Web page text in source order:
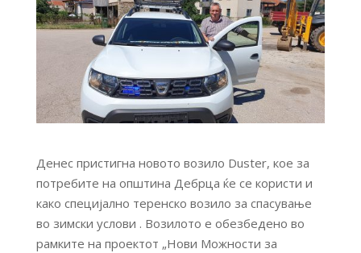
Денес пристигна новото возило Duster, кое за
потребите на општина Дебрца ќе се користи и
како специјално теренско возило за спасување
во зимски услови . Возилото е обезбедено во
рамките на проектот „Нови Можности за